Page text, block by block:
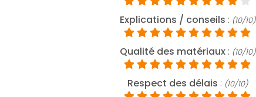
Explications / conseils : (10/10)
Qualité des matériaux: (10/10)
Respect des délais : (10/10)